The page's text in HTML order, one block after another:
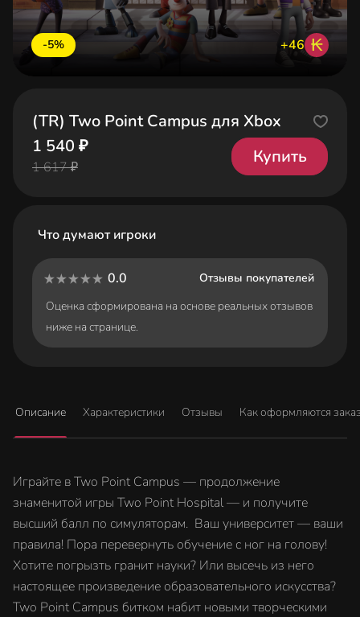
-5% +46 ₭
(TR) Two Point Campus для Xbox
1 540 ₽
1 617 ₽
Купить
Что думают игроки
0.0
Отзывы покупателей
Оценка сформирована на основе реальных отзывов
ниже на странице.
Описание Характеристики Отзывы Как оформляются
Играйте в Two Point Campus — продолжение
знаменитой игры Two Point Hospital — и получите
высший балл по симуляторам. Ваш университет — ваши
правила! Пора перевернуть обучение с ног на голову!
Хотите погрызть гранит науки? Или высечь из него
настоящее произведение образовательного искусства?
Two Point Campus битком набит новыми творческими